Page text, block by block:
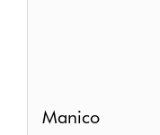
Manico